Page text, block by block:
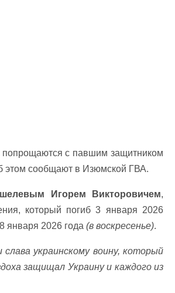
с павшим защитником
сообщают в Изюмской ГВА.
Игорем Викторовичем,
который погиб 3 января 2026
января 2026 года (в воскресенье).
украинскому воину, который
защищал Украину и каждого из